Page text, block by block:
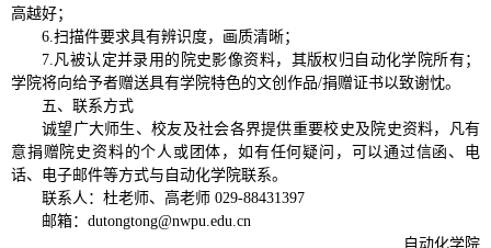
高越好；
6.扫描件要求具有辨识度，画质清晰；
7.凡被认定并录用的院史影像资料，其版权归自动化学院所有；
学院将向给予者赠送具有学院特色的文创作品/捐赠证书以致谢忱。
五、联系方式
诚望广大师生、校友及社会各界提供重要校史及院史资料，凡有
意捐赠院史资料的个人或团体，如有任何疑问，可以通过信函、电
话、电子邮件等方式与自动化学院联系。
联系人：杜老师、高老师 029-88431397
邮箱：dutongtong@nwpu.edu.cn
自动化学院